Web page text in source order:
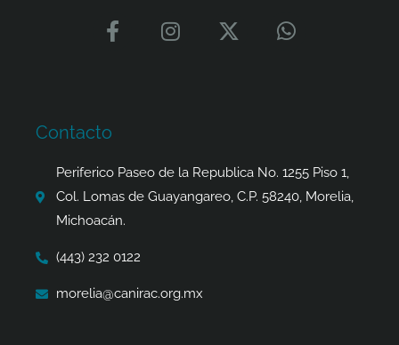
F
a
o
k
-
f
I
n
a
m
X
-
e
r
W
h
p
Contacto
Periferico Paseo de la Republica No. 1255 Piso 1,
Col. Lomas de Guayangareo, C.P. 58240, Morelia,
Michoacán.
(443) 232 0122
morelia@canirac.org.mx